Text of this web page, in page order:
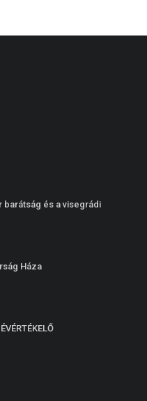
barátság és a visegrádi
Háza